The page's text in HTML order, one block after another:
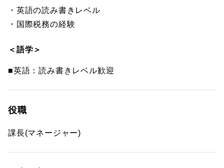
・英語の読み書きレベル
・国際税務の経験
＜語学＞
■英語：読み書きレベル歓迎
役職
課長(マネージャー)